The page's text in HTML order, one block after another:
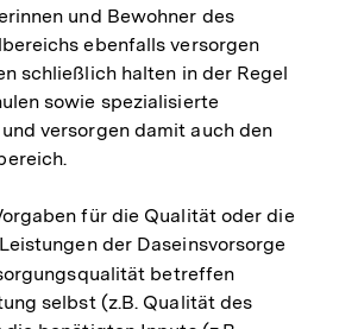
und Bewohner des
ebenfalls versorgen
schließlich halten in der Regel
sowie spezialisierte
versorgen damit auch den
für die Qualität oder die
der Daseinsvorsorge
betreffen
selbst (z.B. Qualität des